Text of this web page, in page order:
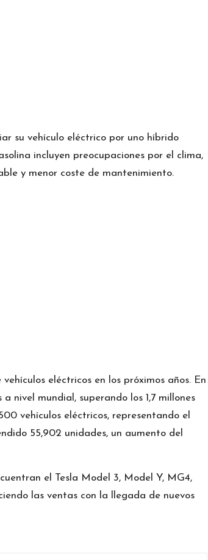
su vehículo eléctrico por uno híbrido
incluyen preocupaciones por el clima,
y menor coste de mantenimiento.
eléctricos en los próximos años. En
nivel mundial, superando los 1,7 millones
vehículos eléctricos, representando el
55,902 unidades, un aumento del
el Tesla Model 3, Model Y, MG4,
las ventas con la llegada de nuevos